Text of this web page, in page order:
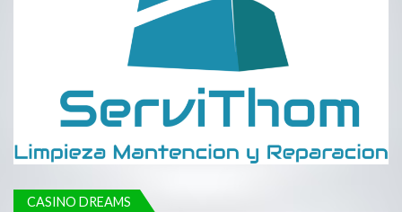
CASINO DREAMS